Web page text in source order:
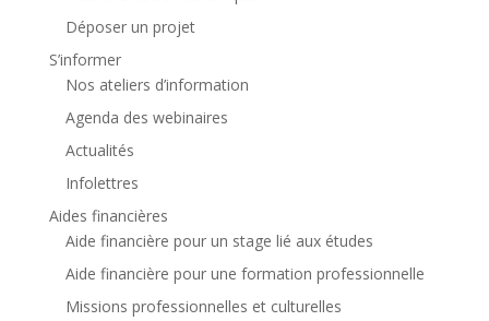
Déposer un projet
S’informer
Nos ateliers d’information
Agenda des webinaires
Actualités
Infolettres
Aides financières
Aide financière pour un stage lié aux études
Aide financière pour une formation professionnelle
Missions professionnelles et culturelles